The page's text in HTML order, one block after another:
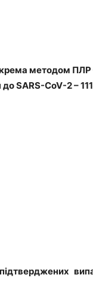
методом
SARS-CoV-2 –